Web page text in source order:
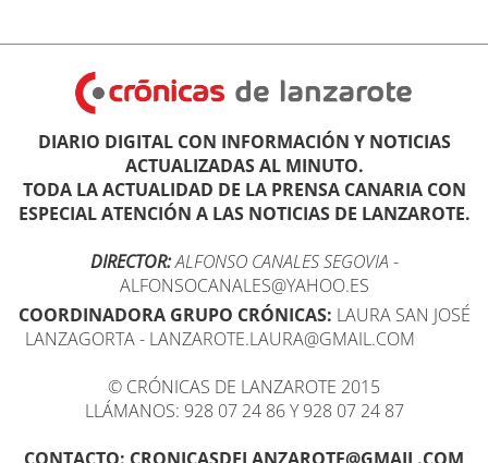
DIARIO DIGITAL CON INFORMACIÓN Y NOTICIAS
ACTUALIZADAS AL MINUTO.
TODA LA ACTUALIDAD DE LA PRENSA CANARIA CON
ESPECIAL ATENCIÓN A LAS NOTICIAS DE LANZAROTE.
DIRECTOR:ALFONSO CANALES SEGOVIA -
ALFONSOCANALES@YAHOO.ES
COORDINADORA GRUPO CRÓNICAS: LAURA SAN JOSÉ
LANZAGORTA - LANZAROTE.LAURA@GMAIL.COM
© CRÓNICAS DE LANZAROTE 2015
LLÁMANOS: 928 07 24 86 Y 928 07 24 87